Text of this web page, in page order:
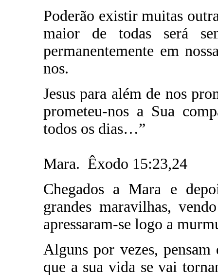
Poderão existir muitas
maior de todas será
permanentemente em
nos.
Jesus para além de nos
prometeu-nos a Sua
todos os dias…”
Mara. Êxodo 15:23,24
Chegados a Mara e
grandes maravilhas,
apressaram-se logo a
Alguns por vezes, pensam
que a sua vida se vai